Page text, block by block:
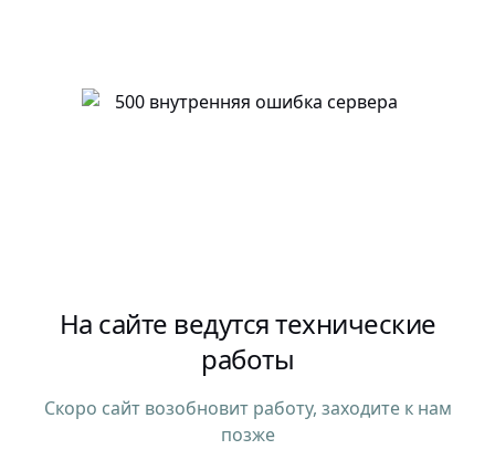
На сайте ведутся технические
работы
Скоро сайт возобновит работу, заходите к нам
позже